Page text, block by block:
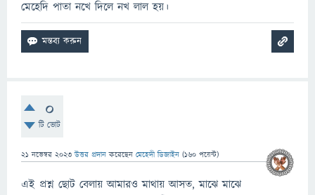
মেহেদি পাতা নখে দিলে নখ লাল হয়।
0
টি ভোট
21 নভেম্বর 2023 উত্তর প্রদান করেছেন মেহেদী ডিজাইন (160 পয়েন্ট)
এই প্রশ্ন ছোট বেলায় আমারও মাথায় আসত, মাঝে মাঝে